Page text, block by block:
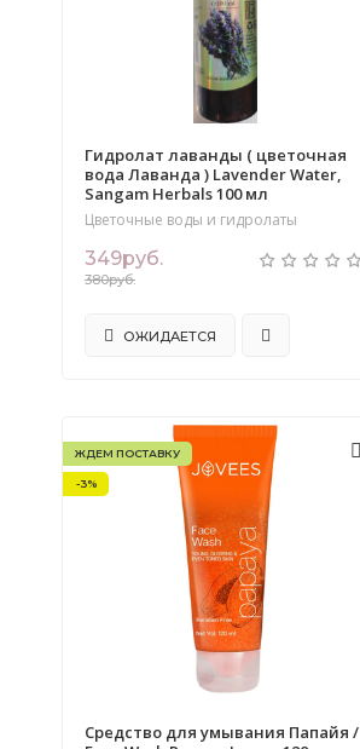
Гидролат лаванды ( цветочная
вода Лаванда ) Lavender Water,
Sangam Herbals 100 мл
Цветочные воды и гидролаты
349руб.
380руб.
ОЖИДАЕТСЯ
ЖДЕМ ПОСТАВКУ
-3%
Средство для умывания Папайя /